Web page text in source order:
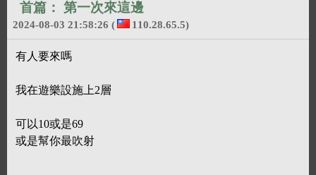
首篇： 第一次來這邊
2024-08-03 21:58:26 ( 110.28.65.5)
有人要來嗎
我在遊樂設施上2層
可以10或是69
或是幫你最吹射